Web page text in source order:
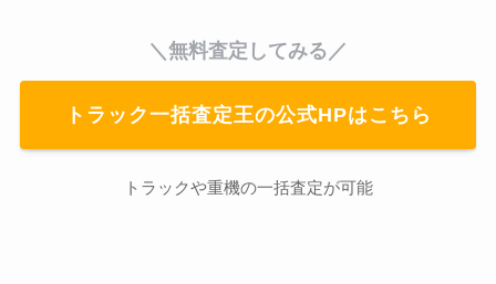
＼無料査定してみる／
トラック一括査定王の公式HPはこちら
トラックや重機の一括査定が可能